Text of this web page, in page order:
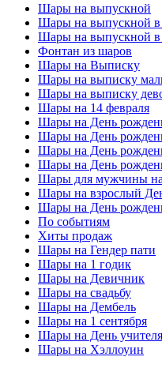
Шары на выпускной
Шары на выпускной в
Шары на выпускной в
Фонтан из шаров
Шары на Выписку
Шары на выписку
Шары на выписку
Шары на 14 февраля
Шары на День
Шары на День
Шары на День
Шары на День
Шары для мужчины
Шары на взрослый
Шары на День
По событиям
Хиты продаж
Шары на Гендер пати
Шары на 1 годик
Шары на Девичник
Шары на свадьбу
Шары на Дембель
Шары на 1 сентября
Шары на День учителя
Шары на Хэллоуин